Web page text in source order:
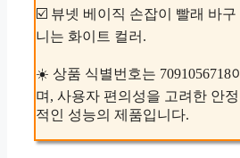
☑️ 뷰넷 베이직 손잡이 빨래 바구
니는 화이트 컬러.
☀️ 상품 식별번호는 7091056718이
며, 사용자 편의성을 고려한 안정
적인 성능의 제품입니다.